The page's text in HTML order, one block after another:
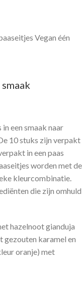
Vegan één
een smaak naar
10 stuks zijn verpakt
in een paas
worden met de
kleurcombinatie.
die zijn omhuld
hazelnoot gianduja
gezouten karamel en
oranje) met